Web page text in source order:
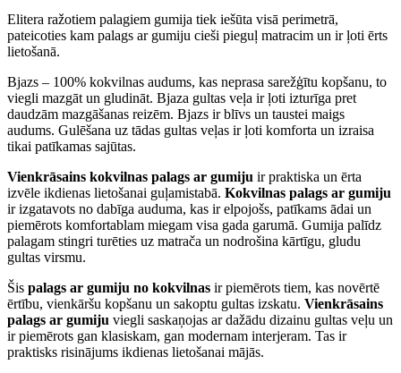
Elitera ražotiem palagiem gumija tiek iešūta visā perimetrā,
pateicoties kam palags ar gumiju cieši pieguļ matracim un ir ļoti ērts
lietošanā.
Bjazs – 100% kokvilnas audums, kas neprasa sarežģītu kopšanu, to
viegli mazgāt un gludināt. Bjaza gultas veļa ir ļoti izturīga pret
daudzām mazgāšanas reizēm. Bjazs ir blīvs un taustei maigs
audums. Gulēšana uz tādas gultas veļas ir ļoti komforta un izraisa
tikai patīkamas sajūtas.
Vienkrāsains kokvilnas palags ar gumiju ir praktiska un ērta
izvēle ikdienas lietošanai guļamistabā. Kokvilnas palags ar gumiju
ir izgatavots no dabīga auduma, kas ir elpojošs, patīkams ādai un
piemērots komfortablam miegam visa gada garumā. Gumija palīdz
palagam stingri turēties uz matrača un nodrošina kārtīgu, gludu
gultas virsmu.
Šis palags ar gumiju no kokvilnas ir piemērots tiem, kas novērtē
ērtību, vienkāršu kopšanu un sakoptu gultas izskatu. Vienkrāsains
palags ar gumiju viegli saskaņojas ar dažādu dizainu gultas veļu un
ir piemērots gan klasiskam, gan modernam interjeram. Tas ir
praktisks risinājums ikdienas lietošanai mājās.